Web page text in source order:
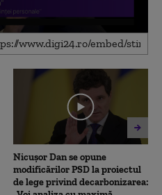
Nicușor Dan se opune
modificărilor PSD la proiectul
de lege privind decarbonizarea: